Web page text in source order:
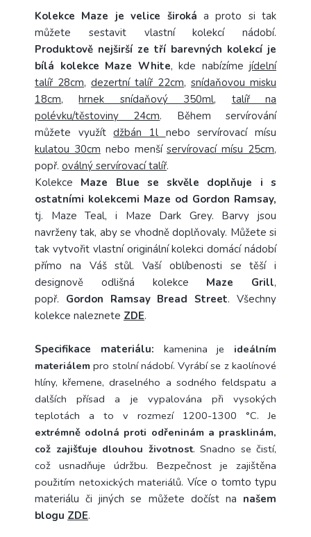
Kolekce Maze je velice široká a proto si tak
můžete sestavit vlastní kolekcí nádobí.
Produktově nejširší ze tří barevných kolekcí je
bílá kolekce Maze White, kde nabízíme jídelní
talíř 28cm, dezertní talíř 22cm, snídaňovou misku
18cm,hrnek snídaňový 350ml, talíř na
polévku/těstoviny 24cm. Během servírování
můžete využítdžbán 1l nebo servírovací mísu
kulatou 30cm nebo menšíservírovací mísu 25cm,
popř. oválný servírovací talíř.
Kolekce Maze Blue se skvěle doplňuje i s
ostatními kolekcemi Maze od Gordon Ramsay,
tj. Maze Teal, i Maze Dark Grey. Barvy jsou
navrženy tak, aby se vhodně doplňovaly. Můžete si
tak vytvořit vlastní originální kolekci domácí nádobí
přímo na Váš stůl. Vaší oblíbenosti se těší i
designově odlišná kolekce Maze Grill,
popř. Gordon Ramsay Bread Street. Všechny
kolekce naleznete ZDE.
Specifikace materiálu: kamenina je ideálním
materiálempro stolní nádobí. Vyrábí se z kaolínové
hlíny, křemene, draselného a sodného feldspatu a
dalších přísad a je vypalována při vysokých
teplotách a to v rozmezí 1200-1300 °C.Je
extrémně odolná proti odřeninám a prasklinám,
což zajišťuje dlouhou životnost. Snadno se čistí,
což usnadňuje údržbu. Bezpečnost je zajištěna
použitím netoxických materiálů. Více o tomto typu
materiálu či jiných se můžete dočíst na našem
blogu ZDE.